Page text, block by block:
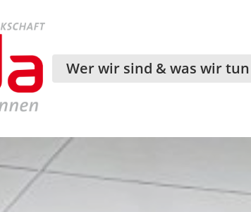
Wer wir sind & was wir tun